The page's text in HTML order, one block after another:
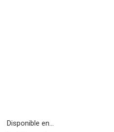
Disponible en...